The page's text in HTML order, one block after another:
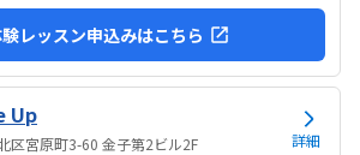
レッスン申込みはこちら
Up
区宮原町3-60 金子第2ビル2F 詳細